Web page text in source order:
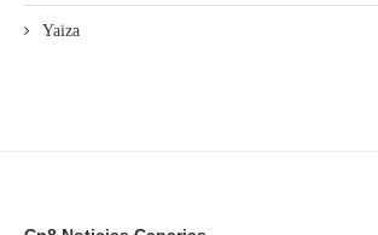
Yaiza